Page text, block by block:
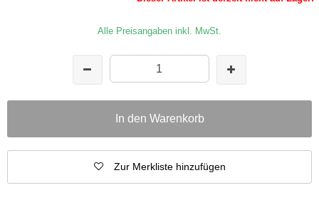
Alle Preisangaben inkl. MwSt.
In den Warenkorb
Zur Merkliste hinzufügen